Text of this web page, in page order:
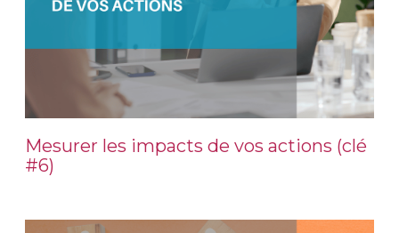
Mesurer les impacts de vos actions (clé
#6)